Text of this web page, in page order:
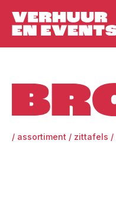
/ assortiment / zittafels /